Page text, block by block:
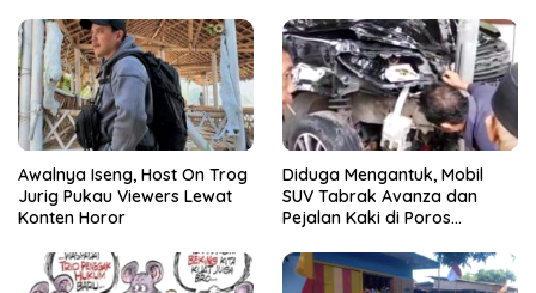
Awalnya Iseng, Host On Trog
Jurig Pukau Viewers Lewat
Konten Horor
Diduga Mengantuk, Mobil
SUV Tabrak Avanza dan
Pejalan Kaki di Poros